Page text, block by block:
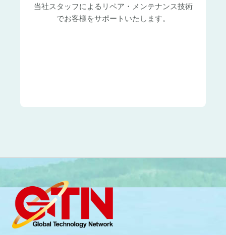
当社スタッフによるリペア・メンテナンス技術
でお客様をサポートいたします。